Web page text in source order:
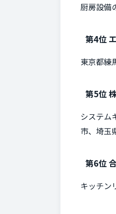
厨房設備
第4位
東京都練
第5位
システム
市、埼玉
第6位
キッチン